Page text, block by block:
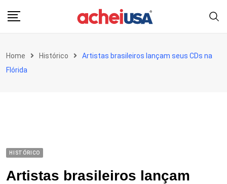
Home Histórico
Artistas brasileiros lançam seus CDs na
Flórida
HISTÓRICO
Artistas brasileiros lançam